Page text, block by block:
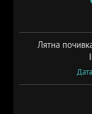
Лятна